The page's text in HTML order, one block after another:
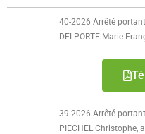
- - - Hapili Égalité par Léa
- Horaires d’ouverture
40-2026 Arrêté
DELPORTE Marie-
39-2026 Arrêté
PIECHEL Christophe,